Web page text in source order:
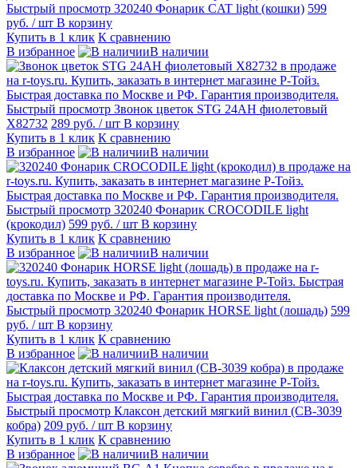
Быстрый просмотр 320240 Фонарик CAT light (кошки) 599
руб. / шт В корзину
Купить в 1 клик К сравнению
В избранное
В наличии
Быстрый просмотр Звонок цветок STG 24AH фиолетовый
X82732 289 руб. / шт В корзину
Купить в 1 клик К сравнению
В избранное
В наличии
Быстрый просмотр 320240 Фонарик CROCODILE light
(крокодил) 599 руб. / шт В корзину
Купить в 1 клик К сравнению
В избранное
В наличии
Быстрый просмотр 320240 Фонарик HORSE light (лошадь) 599
руб. / шт В корзину
Купить в 1 клик К сравнению
В избранное
В наличии
Быстрый просмотр Клаксон детский мягкий винил (СВ-3039
кобра) 209 руб. / шт В корзину
Купить в 1 клик К сравнению
В избранное
В наличии